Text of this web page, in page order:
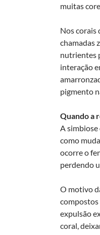
muitas
Nos corais
chamadas
nutrientes
interação
pigmento
Quando a
A simbiose
como
ocorre o
perdendo
O motivo
compostos
expulsão
coral,